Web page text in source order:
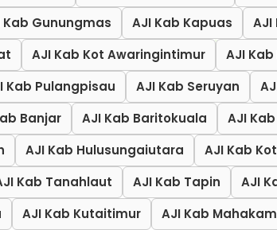
Kab Gunungmas AJI Kab Kapuas
AJI
AJI Kab Kot Awaringintimur
AJI
Kab Pulangpisau AJI Kab Seruyan
Banjar AJI Kab Baritokuala
AJI
AJI Kab Hulusungaiutara AJI Kab
Kab Tanahlaut AJI Kab Tapin AJI
AJI Kab Kutaitimur AJI Kab